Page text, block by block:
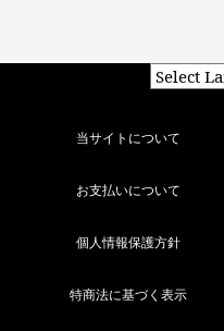
当サイトについて
お支払いについて
個人情報保護方針
特商法に基づく表示